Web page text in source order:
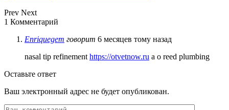
Prev Next
1 Комментарий
Enriquegem говорит 6 месяцев тому назад
nasal tip refinement https://otvetnow.ru a o reed plumbing
Оставьте ответ
Ваш электронный адрес не будет опубликован.